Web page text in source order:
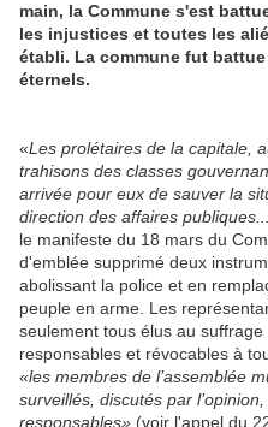
main, la Commune s'est
les injustices et toutes les
établi. La commune fut
éternels.
«Les prolétaires de la capitale,
trahisons des classes
arrivée pour eux de sauver la
direction des affaires
le manifeste du 18 mars du
d'emblée supprimé deux
abolissant la police et en
peuple en arme. Les
seulement tous élus au
responsables et révocables à
«les membres de l’assemblée
surveillés, discutés par
responsables» (voir l'appel du